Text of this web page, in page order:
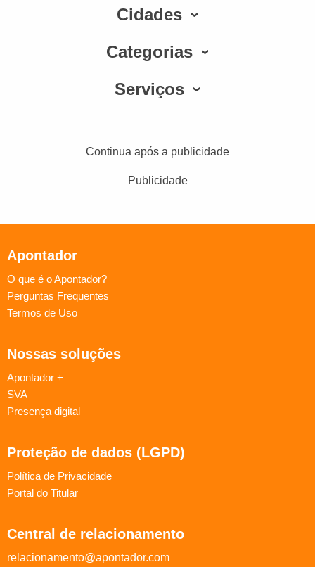
Cidades
Categorias
Serviços
Continua após a publicidade
Publicidade
Apontador
O que é o Apontador?
Perguntas Frequentes
Termos de Uso
Nossas soluções
Apontador +
SVA
Presença digital
Proteção de dados (LGPD)
Política de Privacidade
Portal do Titular
Central de relacionamento
relacionamento@apontador.com